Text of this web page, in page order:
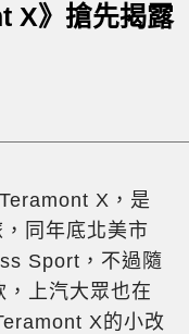
X》搶先揭露
X，是
同年底北美市
Sport，不過隨
上汽大眾也在
X的小改